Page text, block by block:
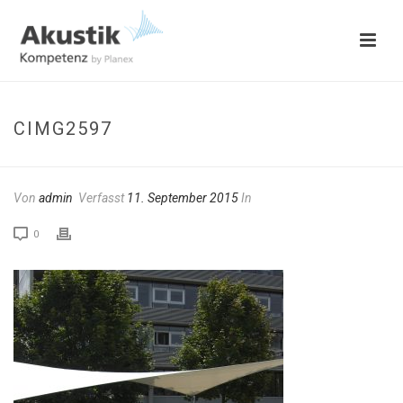
CIMG2597
Von admin Verfasst11. September 2015In
0